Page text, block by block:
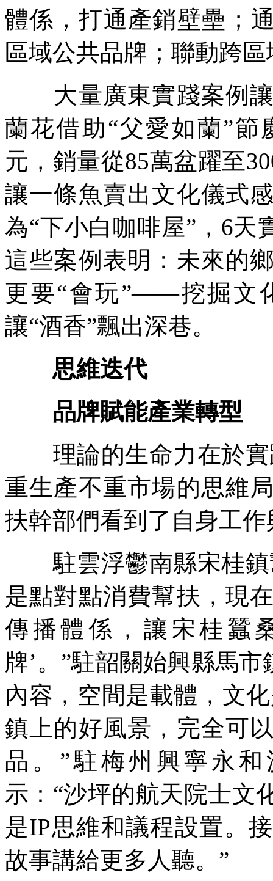
體係，打通產銷壁壘；
區域公共品牌；聯動跨
大量廣東實踐案例讓
蘭花借助“父愛如蘭”節
元，銷量從85萬盆躍至
讓一條魚賣出文化儀式
為“下小白咖啡屋”，6天
這些案例表明：未來的
更要“會玩”——挖掘文
讓“酒香”飄出深巷。
思維迭代
品牌賦能產業轉型
理論的生命力在於實
重生產不重市場的思維
扶幹部們看到了自身工
駐雲浮鬱南縣宋桂鎮
是點對點消費幫扶，現
傳播體係，讓宋桂蠶
牌’。”駐韶關始興縣馬
內容，空間是載體，文
鎮上的好風景，完全可
品。”駐梅州興寧永
示：“沙坪的航天院士文
是IP思維和議程設置。
故事講給更多人聽。”